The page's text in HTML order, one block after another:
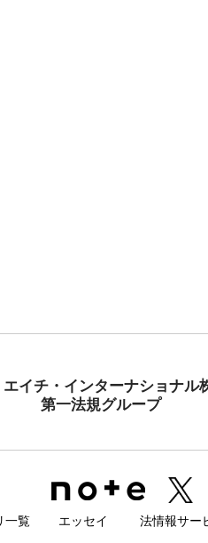
エイチ・インターナショナル
第一法規グループ
一覧 エッセイ 法情報サー